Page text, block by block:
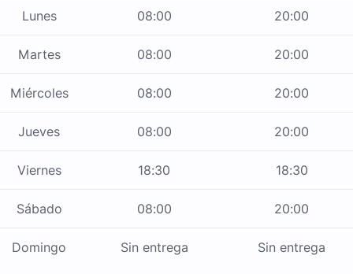
Lunes 08:00 20:00
Martes 08:00 20:00
Miércoles 08:00 20:00
Jueves 08:00 20:00
Viernes 18:30 18:30
Sábado 08:00 20:00
Domingo Sin entrega Sin entrega